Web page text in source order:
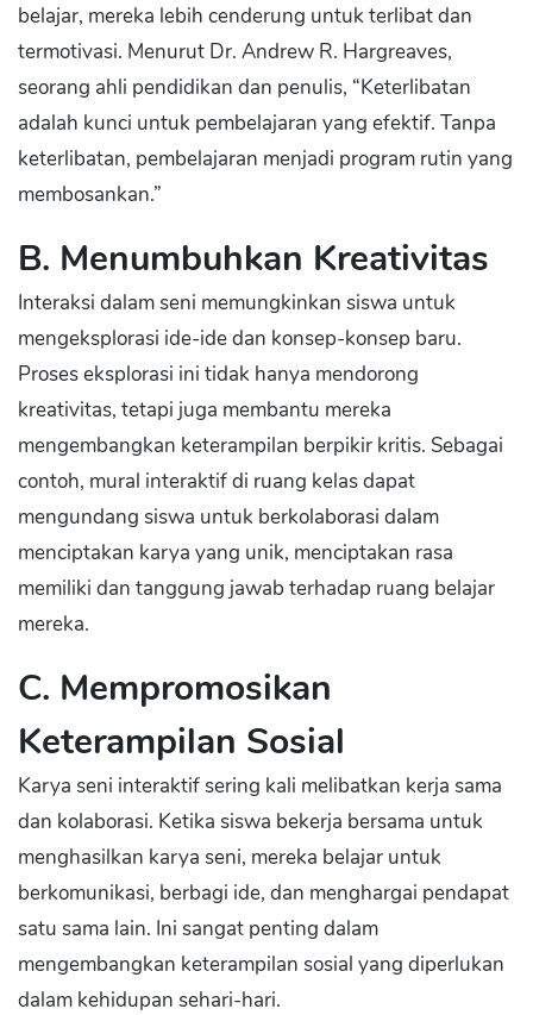
belajar, mereka lebih cenderung untuk terlibat dan
termotivasi. Menurut Dr. Andrew R. Hargreaves,
seorang ahli pendidikan dan penulis, “Keterlibatan
adalah kunci untuk pembelajaran yang efektif. Tanpa
keterlibatan, pembelajaran menjadi program rutin yang
membosankan.”
B. Menumbuhkan Kreativitas
Interaksi dalam seni memungkinkan siswa untuk
mengeksplorasi ide-ide dan konsep-konsep baru.
Proses eksplorasi ini tidak hanya mendorong
kreativitas, tetapi juga membantu mereka
mengembangkan keterampilan berpikir kritis. Sebagai
contoh, mural interaktif di ruang kelas dapat
mengundang siswa untuk berkolaborasi dalam
menciptakan karya yang unik, menciptakan rasa
memiliki dan tanggung jawab terhadap ruang belajar
mereka.
C. Mempromosikan
Keterampilan Sosial
Karya seni interaktif sering kali melibatkan kerja sama
dan kolaborasi. Ketika siswa bekerja bersama untuk
menghasilkan karya seni, mereka belajar untuk
berkomunikasi, berbagi ide, dan menghargai pendapat
satu sama lain. Ini sangat penting dalam
mengembangkan keterampilan sosial yang diperlukan
dalam kehidupan sehari-hari.